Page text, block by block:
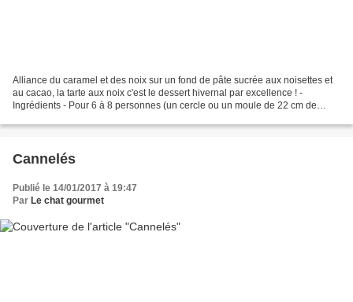
Alliance du caramel et des noix sur un fond de pâte sucrée aux noisettes et
au cacao, la tarte aux noix c'est le dessert hivernal par excellence ! -
Ingrédients - Pour 6 à 8 personnes (un cercle ou un moule de 22 cm de
Cannelés
Publié le 14/01/2017 à 19:47
Par Le chat gourmet